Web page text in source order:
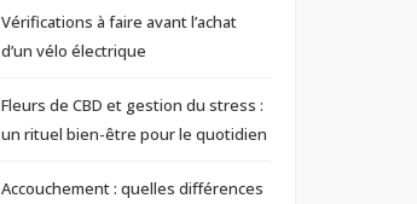
Vérifications à faire avant l’achat
d’un vélo électrique
Fleurs de CBD et gestion du stress :
un rituel bien-être pour le quotidien
Accouchement : quelles différences